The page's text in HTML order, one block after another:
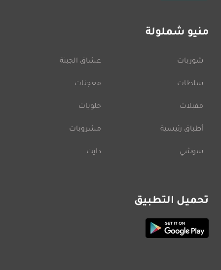
منيو شملولة
شوربات
سلطات
مقبلات
أطباق رئيسية
سوشي
عشاق الجبنة
معجنات
حلويات
مشروبات
دايت
تحميل التطبيق